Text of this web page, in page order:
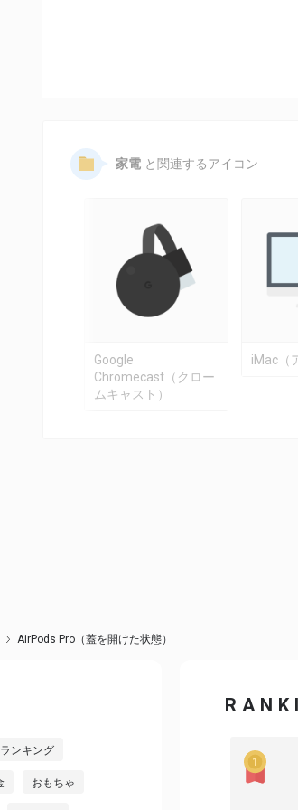
家電 と関連するアイコン
Google
Chromecast（クロー
ムキャスト）
iMac（
AirPods Pro（蓋を開けた状態）
ランキング
おもちゃ